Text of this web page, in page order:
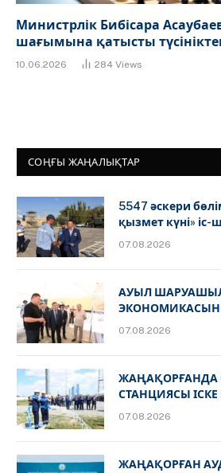
Министрлік Бибісара
шағымына қатысты
10.06.2026 284 Views
СОҢҒЫ ЖАҢАЛЫҚТАР
5547 әскери
қызмет күні» іс-
07.08.2026
АУЫЛ
07.08.2026
ЖАҢАҚОРҒАНДА
СТАНЦИЯСЫ
07.08.2026
ЖАҢАҚОРҒАН